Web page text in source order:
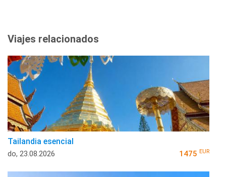
Viajes relacionados
Tailandia esencial
do, 23.08.2026 1475 EUR